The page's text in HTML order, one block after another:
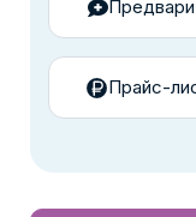
Прайс-